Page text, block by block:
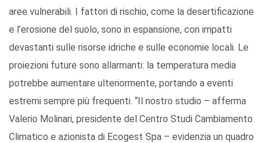
aree vulnerabili. I fattori di rischio, come la desertificazione
e l’erosione del suolo, sono in espansione, con impatti
devastanti sulle risorse idriche e sulle economie locali. Le
proiezioni future sono allarmanti: la temperatura media
potrebbe aumentare ulteriormente, portando a eventi
estremi sempre più frequenti. “Il nostro studio – afferma
Valerio Molinari, presidente del Centro Studi Cambiamento
Climatico e azionista di Ecogest Spa – evidenzia un quadro